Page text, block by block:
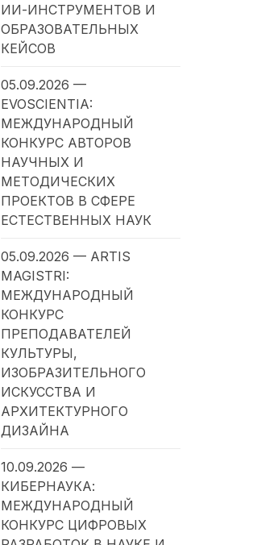
ИИ-ИНСТРУМЕНТОВ И
ОБРАЗОВАТЕЛЬНЫХ
КЕЙСОВ
05.09.2026 —
EVOSCIENTIA:
МЕЖДУНАРОДНЫЙ
КОНКУРС АВТОРОВ
НАУЧНЫХ И
МЕТОДИЧЕСКИХ
ПРОЕКТОВ В СФЕРЕ
ЕСТЕСТВЕННЫХ НАУК
05.09.2026 — ARTIS
MAGISTRI:
МЕЖДУНАРОДНЫЙ
КОНКУРС
ПРЕПОДАВАТЕЛЕЙ
КУЛЬТУРЫ,
ИЗОБРАЗИТЕЛЬНОГО
ИСКУССТВА И
АРХИТЕКТУРНОГО
ДИЗАЙНА
10.09.2026 —
КИБЕРНАУКА:
МЕЖДУНАРОДНЫЙ
КОНКУРС ЦИФРОВЫХ